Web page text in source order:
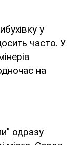
у
часто. У
на
одразу